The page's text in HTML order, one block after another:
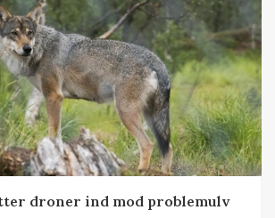
droner ind mod problemulv